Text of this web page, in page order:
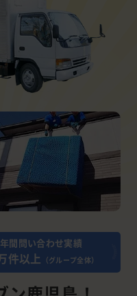
年間問い合わせ実績
件以上 （グループ全体）